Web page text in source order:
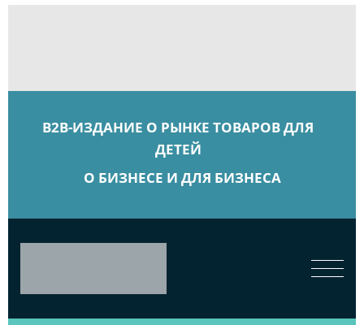
B2B-ИЗДАНИЕ О РЫНКЕ ТОВАРОВ ДЛЯ
ДЕТЕЙ
О БИЗНЕСЕ И ДЛЯ БИЗНЕСА